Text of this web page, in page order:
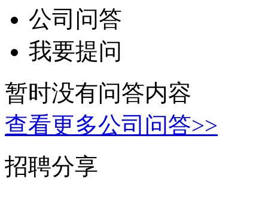
公司问答
我要提问
暂时没有问答内容
查看更多公司问答>>
招聘分享